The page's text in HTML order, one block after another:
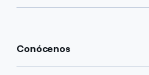
Conócenos